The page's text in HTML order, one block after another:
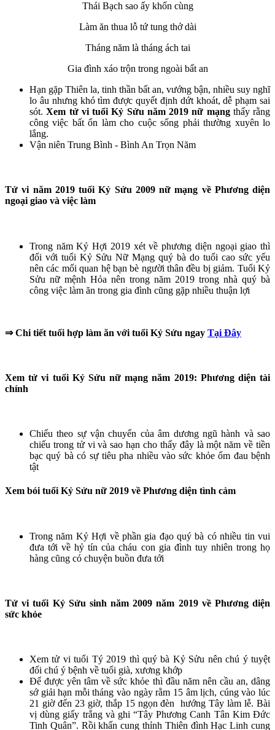
Thái Bạch sao ấy khốn cùng
Làm ăn thua lỗ tứ tung thở dài
Tháng năm là tháng ách tai
Gia đình xáo trộn trong ngoài bất an
Hạn gặp Thiên la, tinh thần bất an, vướng bận, nhiều suy nghĩ
lo âu nhưng khó tìm được quyết định dứt khoát, dễ phạm sai
sót.Xem tử vi tuổi Kỷ Sửu năm 2019 nữ mạngthấy rằng
công việc bất ổn làm cho cuộc sống phải thường xuyên lo
lắng.
Vận niên Trung Bình - Bình An Trọn Năm
Tử vi năm 2019 tuổi Kỷ Sửu 2009 nữ mạng về Phương diện
ngoại giao và việc làm
Trong năm Kỷ Hợi 2019 xét về phương diện ngoại giao thì
đối với tuổi Kỷ Sửu Nữ Mạng quý bà do tuổi cao sức yếu
nên các mối quan hệ bạn bè người thân đều bị giảm. Tuổi Kỷ
Sửu nữ mệnh Hỏa nên trong năm 2019 trong nhà quý bà
công việc làm ăn trong gia đình cũng gặp nhiều thuận lợi
⇒Chi tiết tuổi hợp làm ăn với tuổi Kỷ Sửu ngay Tại Đây
Xem tử vi tuổi Kỷ Sửu nữ mạng năm 2019: Phương diện tài
chính
Chiếu theo sự vận chuyển của âm dương ngũ hành và sao
chiếu trong tử vi và sao hạn cho thấy đây là một năm về tiền
bạc quý bà có sự tiêu pha nhiều vào sức khỏe ốm đau bệnh
tật
Xem bói tuổi Kỷ Sửu nữ 2019 về Phương diện tình cảm
Trong năm Kỷ Hợi về phần gia đạo quý bà có nhiều tin vui
đưa tới về hỷ tín của cháu con gia đình tuy nhiên trong họ
hàng cũng có chuyện buồn đưa tới
Tử vi tuổi Kỷ Sửu sinh năm 2009 năm 2019 về Phương diện
sức khỏe
Xem tử vi tuổi Tý 2019 thì quý bà Kỷ Sửu nên chú ý tuyệt
đối chú ý bệnh về tuổi già, xương khớp
Để được yên tâm về sức khỏe thì đầu năm nên cầu an, dâng
sớ giải hạn mỗi tháng vào ngày rằm 15 âm lịch, cúng vào lúc
21 giờ đến 23 giờ, thắp 15 ngọn đèn hướng Tây làm lễ. Bài
vị dùng giấy trắng và ghi “Tây Phương Canh Tân Kim Đức
Tinh Quân”. Rồi khấn cung thỉnh Thiên đình Hạc Linh cung